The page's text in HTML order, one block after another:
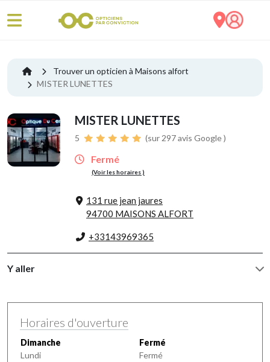
Trouver un opticien à Maisons alfort
MISTER LUNETTES
MISTER LUNETTES
5 (sur 297 avis Google )
Fermé
(Voir les horaires )
131 rue jean jaures
94700 MAISONS ALFORT
+33143969365
Y aller
Horaires d'ouverture
Dimanche
Fermé
Lundi
Fermé